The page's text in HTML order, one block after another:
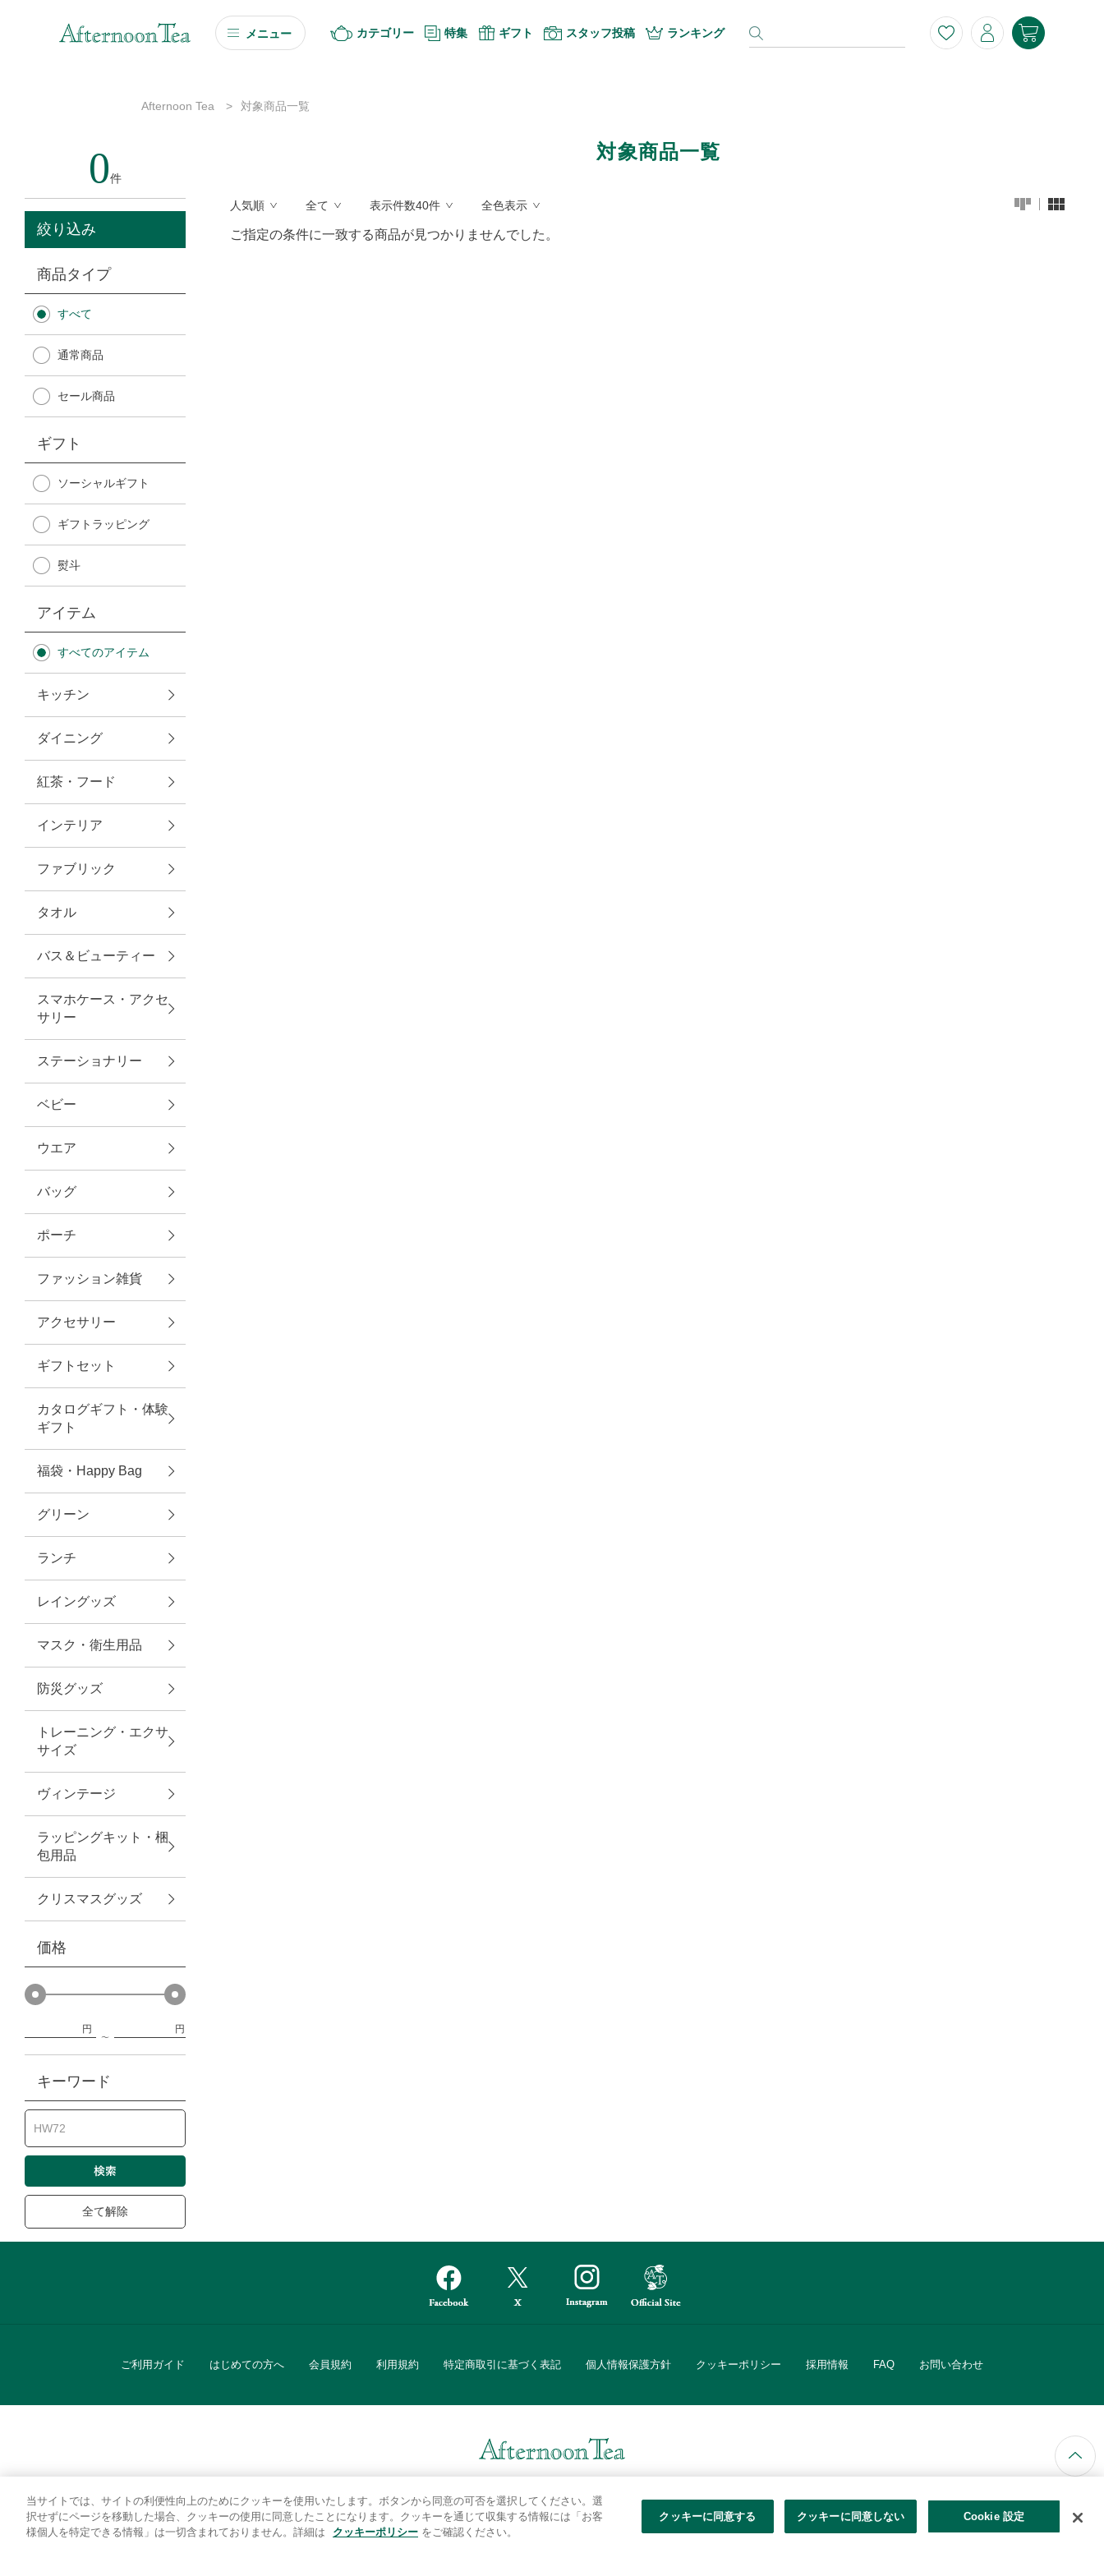
メニュー
ソーシャルギフト
カタログギフト
Afternoon Tea TEAROOM
Afternoon Tea TEAROOM
ハンディファン
日傘
保冷バッグ
無重力シリーズ
トラベルグッズ
ランチ
バッグ
キッチン・ダイニング
ダイニング
キッチン
ファブリック
グリーン
バス＆ビューティー
バス＆ビューティー
タオル
ウエア＆バッグ
ウエア
レイングッズ
アクセサリー
ファッション雑貨
ファッショングッズ
スマホケース・アクセサリー
ポーチ
ステーショナリー
その他
紅茶・フード
防災グッズ・非常食
トレーニング
ヴィンテージ
カテゴリー 特集 ギフト スタッフ投稿 ランキング
Afternoon Tea > 対象商品一覧
0件
絞り込み
商品タイプ
すべて
通常商品
セール商品
ギフト
ソーシャルギフト
ギフトラッピング
熨斗
アイテム
すべてのアイテム
キッチン
ダイニング
紅茶・フード
インテリア
ファブリック
タオル
バス＆ビューティー
スマホケース・アクセ
サリー
ステーショナリー
ベビー
ウエア
バッグ
ポーチ
ファッション雑貨
アクセサリー
ギフトセット
カタログギフト・体験
ギフト
福袋・Happy Bag
グリーン
ランチ
レイングッズ
マスク・衛生用品
防災グッズ
トレーニング・エクサ
サイズ
ヴィンテージ
ラッピングキット・梱
包用品
クリスマスグッズ
価格
円 円
キーワード
全て解除
対象商品一覧
人気順 全て 表示件数40件 全色表示
ご指定の条件に一致する商品が見つかりませんでした。
ご利用ガイド はじめての方へ 会員規約 利用規約 特定商取引に基づく表記 個人情報保護方針 クッキーポリシー 採用情報 FAQ お問い合わせ
Afternoon Tea(アフタヌーンティー)公式オンラインストアでは、
キッチン・ダイニングなどの生活雑貨、紅茶・焼き菓子など、毎日新商品をご用意しています。
また、ギフトセットなどギフトにぴったりの豊富な商品がラインナップ。
当サイトでは、サイトの利便性向上のためにクッキーを使用いたします。ボタンから同意の可否を選択してください。選
択せずにページを移動した場合、クッキーの使用に同意したことになります。クッキーを通じて収集する情報には「お客
様個人を特定できる情報」は一切含まれておりません。詳細は
クッキーポリシー をご確認ください。
Cookie 設定
クッキーに同意しない
クッキーに同意する